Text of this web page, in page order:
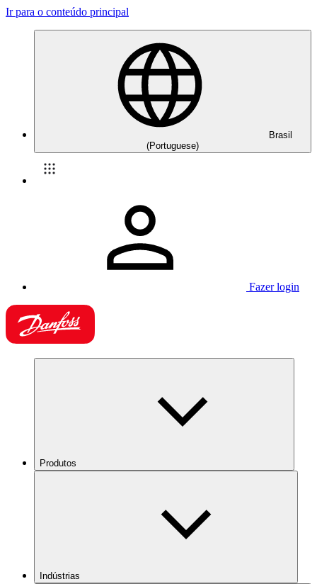
Ir para o conteúdo principal
Brasil
(Portuguese)
Fazer login
Produtos
Indústrias